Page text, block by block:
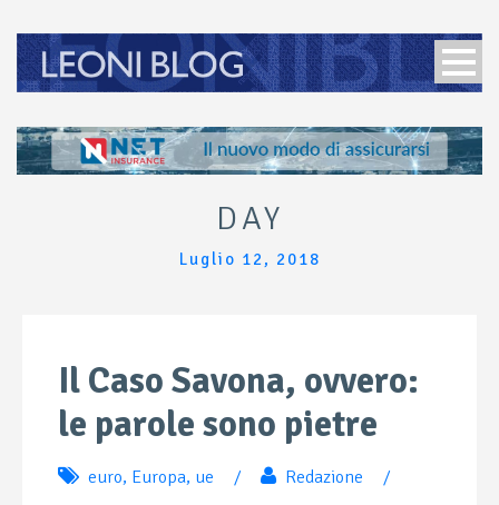
DAY
Luglio 12, 2018
Il Caso Savona, ovvero:
le parole sono pietre
euro, Europa, ue / Redazione
/